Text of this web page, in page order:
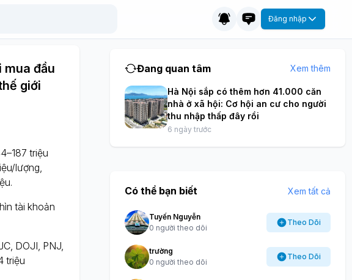
Đăng nhập
mua đầu
giới
triệu
lượng,
tài khoản
DOJI, PNJ,
triệu
Đang quan tâm Xem thêm
Hà Nội sắp có thêm hơn 41.000 căn
nhà ở xã hội: Cơ hội an cư cho người
thu nhập thấp đây rồi
6 ngày trước
Có thể bạn biết Xem tất cả
Tuyến Nguyễn
0 người theo dõi
Theo Dõi
trường
0 người theo dõi
Theo Dõi